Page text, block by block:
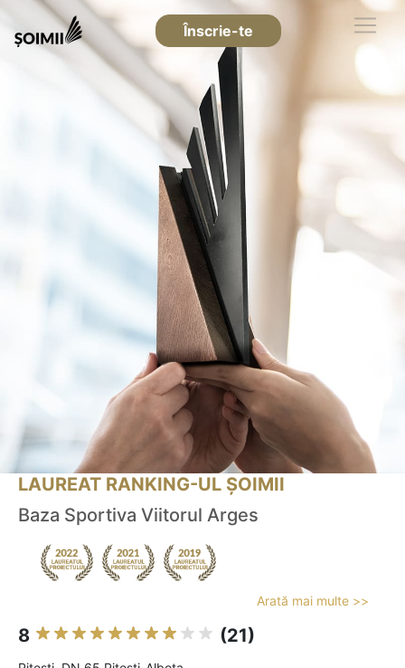
Înscrie-te
LAUREAT RANKING-UL ȘOIMII
Baza Sportiva Viitorul Arges
Arată mai multe >>
8 (21)